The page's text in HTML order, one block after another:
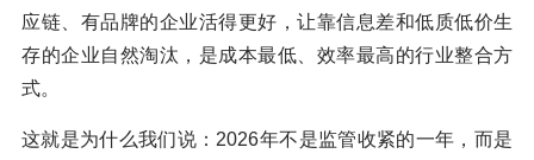
应链、有品牌的企业活得更好，让靠信息差和低质低价生
存的企业自然淘汰，是成本最低、效率最高的行业整合方
式。
这就是为什么我们说：2026年不是监管收紧的一年，而是